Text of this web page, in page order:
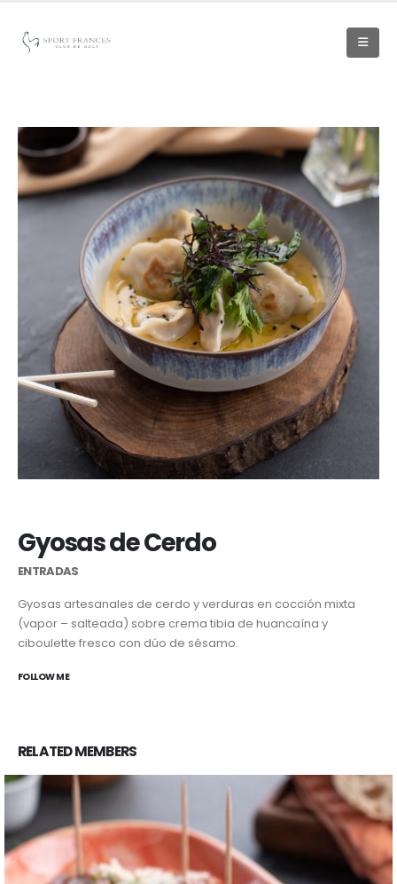
Gyosas de Cerdo
ENTRADAS
Gyosas artesanales de cerdo y verduras en cocción mixta
(vapor – salteada) sobre crema tibia de huancaína y
ciboulette fresco con dúo de sésamo.
FOLLOW ME
RELATEDMEMBERS